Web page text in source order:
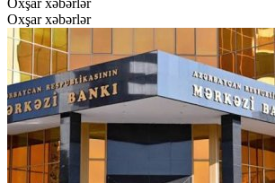
Oxşar xəbərlər